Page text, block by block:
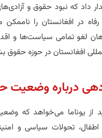
داد که نبود حقوق و
در افغانستان را
لغو تمامی سیاست‌ها و
افغانستان در حوزه حقوق
درباره وضعیت
از یوناما می‌خواهد که
تحولات سیاسی و